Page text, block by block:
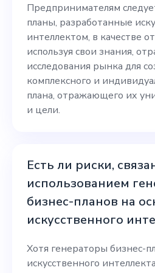
Предпринимателям
планы, разработанные
интеллектом, в качестве
используя свои знания,
исследования рынка для
комплексного и
плана, отражающего их
и цели.
Есть ли риски,
использованием
бизнес-планов на
искусственного
Хотя генераторы бизнес-
искусственного